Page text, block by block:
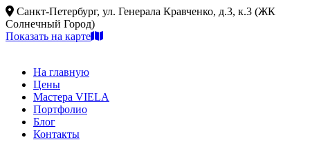
Санкт-Петербург, ул. Генерала Кравченко, д.3, к.3 (ЖК
Солнечный Город)
Показать на карте
На главную
Цены
Мастера VIELA
Портфолио
Блог
Контакты